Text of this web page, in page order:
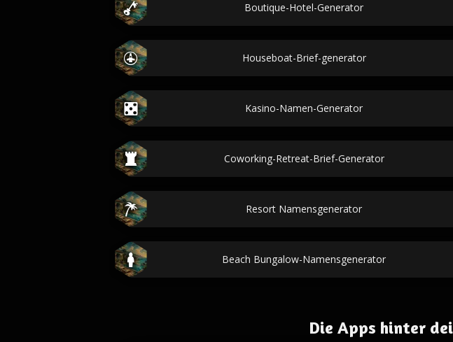
Boutique-Hotel-Generator
Houseboat-Brief-generator
Kasino-Namen-Generator
Coworking-Retreat-Brief-Generator
Resort Namensgenerator
Beach Bungalow-Namensgenerator
Die Apps hinter